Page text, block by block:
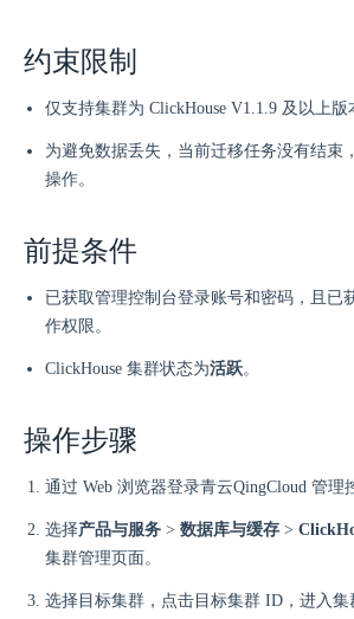
约束限制
仅支持集群为 ClickHouse V1.1.9 及以上版
为避免数据丢失，当前迁移任务没有结束
操作。
前提条件
已获取管理控制台登录账号和密码，且已
作权限。
ClickHouse 集群状态为活跃。
操作步骤
通过 Web 浏览器登录青云QingCloud 管理
选择产品与服务 > 数据库与缓存 >
集群管理页面。
选择目标集群，点击目标集群 ID，进入集